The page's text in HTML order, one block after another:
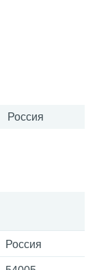
Россия
Россия